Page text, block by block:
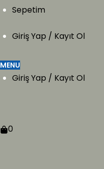
Sepetim
Giriş Yap / Kayıt Ol
MENU
Giriş Yap / Kayıt Ol
0